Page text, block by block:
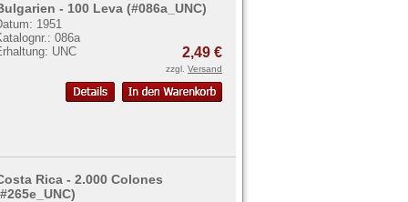
- 100 Leva (#086a_UNC)
1951
086a
UNC
2,49 €
zzgl. Versand
Rica - 2.000 Colones